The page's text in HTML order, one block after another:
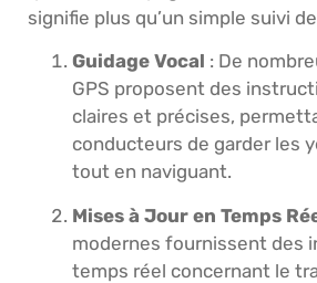
signifie plus qu’un simple suivi
Guidage Vocal : De
GPS proposent des
claires et précises,
conducteurs de garder les
tout en naviguant.
Mises à Jour en Temps
modernes fournissent des
temps réel concernant le